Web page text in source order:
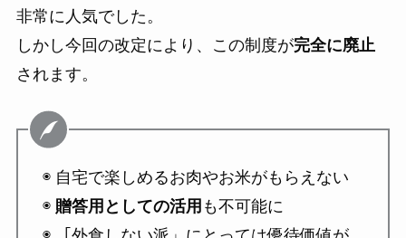
非常に人気でした。
しかし今回の改定により、この制度が完全に廃止
されます。
◉ 自宅で楽しめるお肉やお米がもらえない
◉ 贈答用としての活用 も不可能に